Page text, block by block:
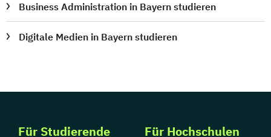
Business Administration in Bayern studieren
Digitale Medien in Bayern studieren
Für Studierende Für Hochschulen